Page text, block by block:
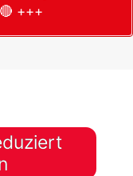
🔴 +++